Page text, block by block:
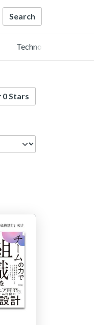
Technology
0 Stars